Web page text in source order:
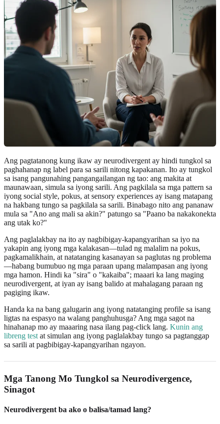
Ang pagtatanong kung ikaw ay neurodivergent ay hindi tungkol sa
paghahanap ng label para sa sarili nitong kapakanan. Ito ay tungkol
sa isang pangunahing pangangailangan ng tao: ang makita at
maunawaan, simula sa iyong sarili. Ang pagkilala sa mga pattern sa
iyong social style, pokus, at sensory experiences ay isang matapang
na hakbang tungo sa pagkilala sa sarili. Binabago nito ang pananaw
mula sa "Ano ang mali sa akin?" patungo sa "Paano ba nakakonekta
ang utak ko?"
Ang paglalakbay na ito ay nagbibigay-kapangyarihan sa iyo na
yakapin ang iyong mga kalakasan—tulad ng malalim na pokus,
pagkamalikhain, at natatanging kasanayan sa paglutas ng problema
—habang bumubuo ng mga paraan upang malampasan ang iyong
mga hamon. Hindi ka "sira" o "kakaiba"; maaari ka lang maging
neurodivergent, at iyan ay isang balido at mahalagang paraan ng
pagiging ikaw.
Handa ka na bang galugarin ang iyong natatanging profile sa isang
ligtas na espasyo na walang panghuhusga? Ang mga sagot na
hinahanap mo ay maaaring nasa ilang pag-click lang. Kunin ang
libreng test at simulan ang iyong paglalakbay tungo sa pagtanggap
sa sarili at pagbibigay-kapangyarihan ngayon.
Mga Tanong Mo Tungkol sa Neurodivergence,
Sinagot
Neurodivergent ba ako o balisa/tamad lang?